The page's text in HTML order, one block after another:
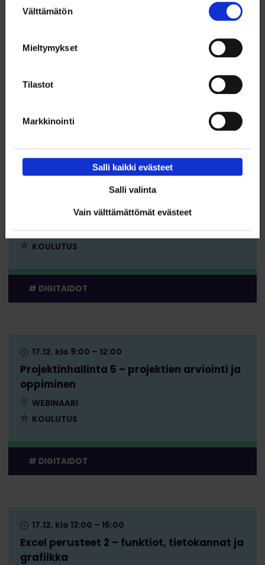
valinta
Välttämätön
Mieltymykset
Tilastot
Markkinointi
Salli kaikki evästeet
Salli valinta
Vain välttämättömät evästeet
Hyvä promptaus 3 – mestaruusluokka
17.12. klo 9:00 – 11:00
WEBINAARI
Excel jatko 2 – dynaaminen laskenta ja
17.12. klo 9:00 – 12:00
WEBINAARI
KOULUTUS
DIGITAIDOT
Projektinhallinta 5 – projektien arviointi ja
oppiminen
17.12. klo 9:00 – 12:00
WEBINAARI
KOULUTUS
DIGITAIDOT
Excel perusteet 2 – funktiot, tietokannat ja
grafiikka
17.12. klo 13:00 – 16:00